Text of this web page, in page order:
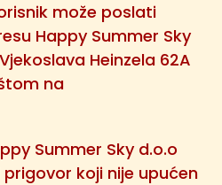
može poslati
Happy Summer Sky
Heinzela 62A
na
Summer Sky d.o.o
koji nije upućen